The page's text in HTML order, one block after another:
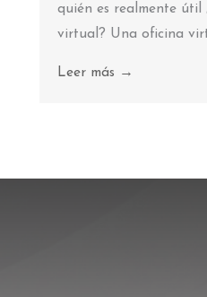
quién es realmente útil
virtual? Una oficina
Leer más →